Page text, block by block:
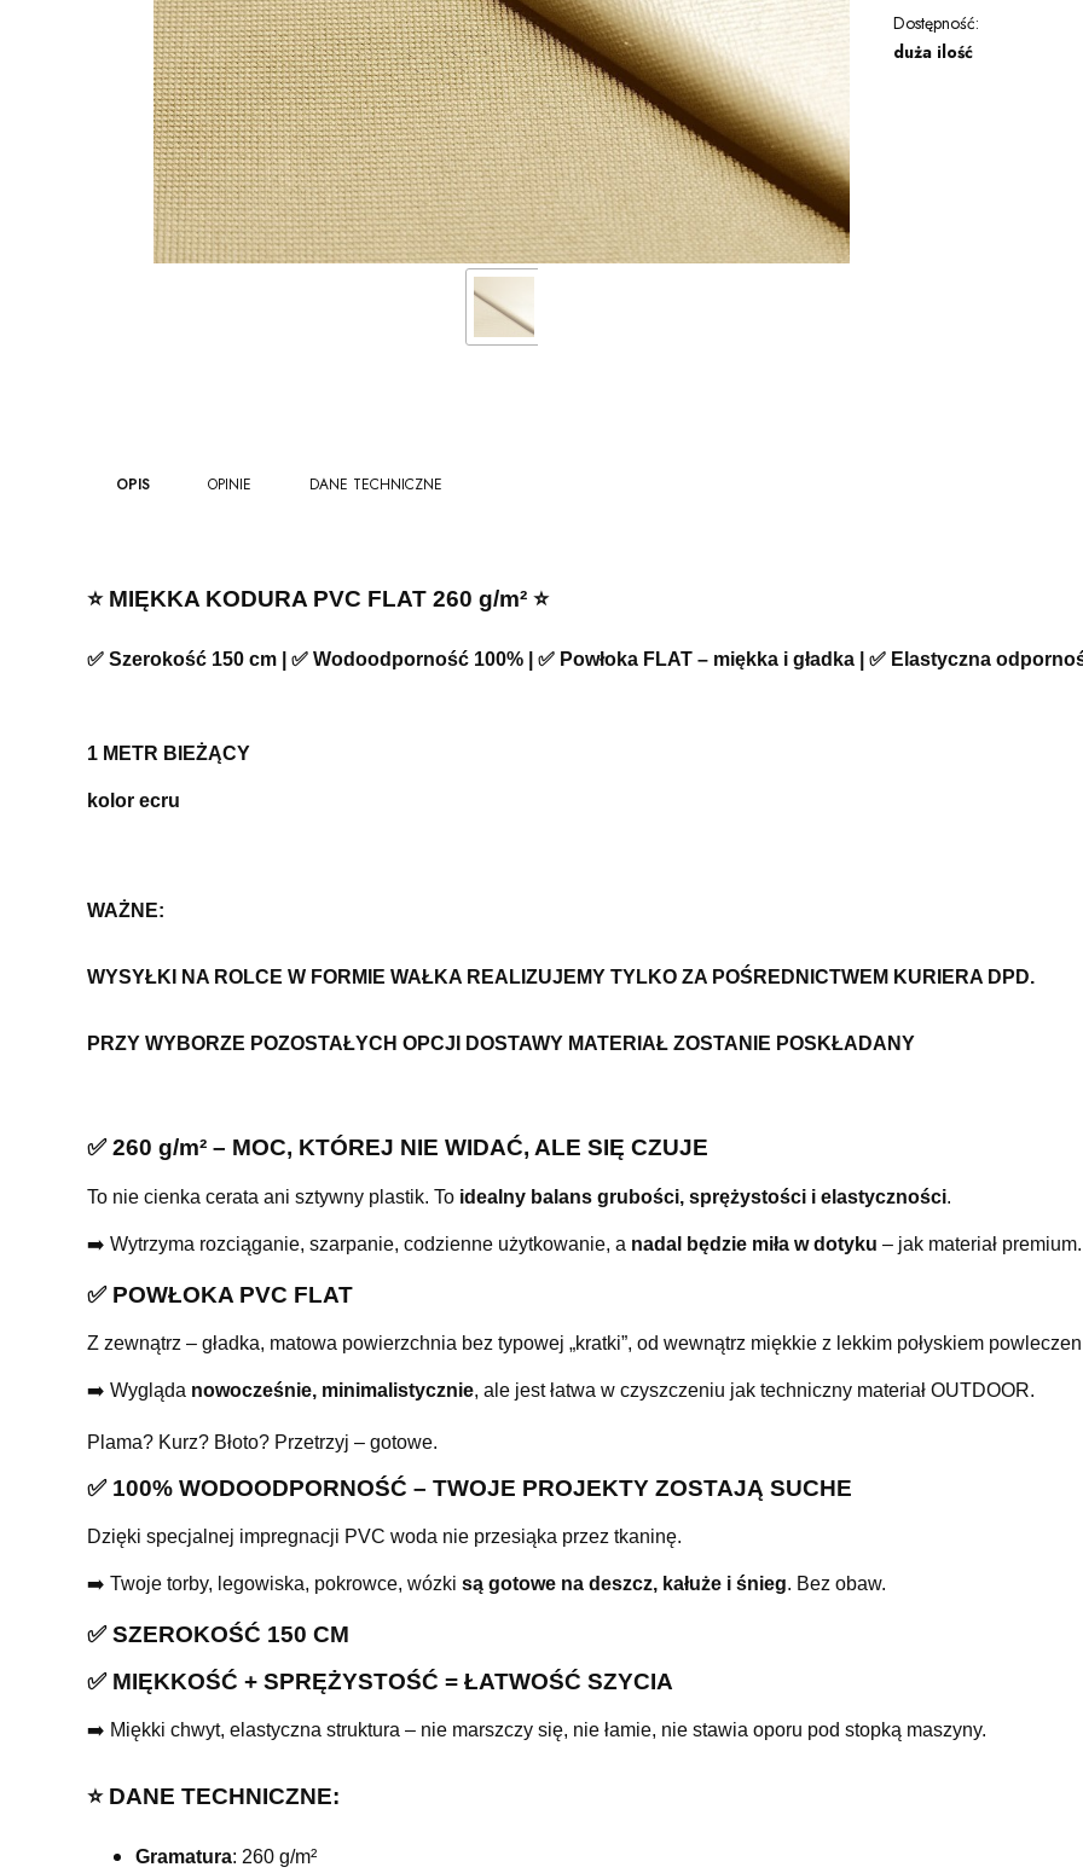
Dostępność:
duża ilość
OPIS OPINIE DANE TECHNICZNE
⭐️ MIĘKKA KODURA PVC FLAT 260 g/m² ⭐️
✅ Szerokość 150 cm | ✅ Wodoodporność 100% | ✅ Powłoka FLAT – miękka i gładka | ✅ Elastyczna
1 METR BIEŻĄCY
kolor ecru
WAŻNE:
WYSYŁKI NA ROLCE W FORMIE WAŁKA REALIZUJEMY TYLKO ZA POŚREDNICTWEM KURIERA DPD.
PRZY WYBORZE POZOSTAŁYCH OPCJI DOSTAWY MATERIAŁ ZOSTANIE POSKŁADANY
✅ 260 g/m² – MOC, KTÓREJ NIE WIDAĆ, ALE SIĘ CZUJE
To nie cienka cerata ani sztywny plastik. To idealny balans grubości, sprężystości i elastyczności.
➡️ Wytrzyma rozciąganie, szarpanie, codzienne użytkowanie, a nadal będzie miła w dotyku – jak materiał premium.
✅ POWŁOKA PVC FLAT
Z zewnątrz – gładka, matowa powierzchnia bez typowej „kratki”, od wewnątrz miękkie z lekkim połyskiem
➡️ Wygląda nowocześnie, minimalistycznie, ale jest łatwa w czyszczeniu jak techniczny materiał OUTDOOR.
Plama? Kurz? Błoto? Przetrzyj – gotowe.
✅ 100% WODOODPORNOŚĆ – TWOJE PROJEKTY ZOSTAJĄ SUCHE
Dzięki specjalnej impregnacji PVC woda nie przesiąka przez tkaninę.
➡️ Twoje torby, legowiska, pokrowce, wózki są gotowe na deszcz, kałuże i śnieg. Bez obaw.
✅ SZEROKOŚĆ 150 CM
✅ MIĘKKOŚĆ + SPRĘŻYSTOŚĆ = ŁATWOŚĆ SZYCIA
➡️ Miękki chwyt, elastyczna struktura – nie marszczy się, nie łamie, nie stawia oporu pod stopką maszyny.
⭐️ DANE TECHNICZNE:
Gramatura: 260 g/m²